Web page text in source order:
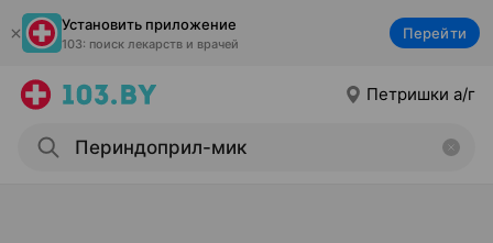
Установить приложение
103: поиск лекарств и врачей
Перейти
Петришки а/г